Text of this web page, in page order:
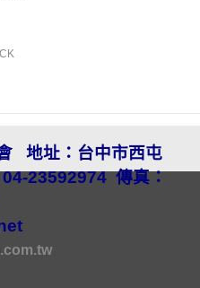
地址： 台中市西屯
04-23592974傳真：